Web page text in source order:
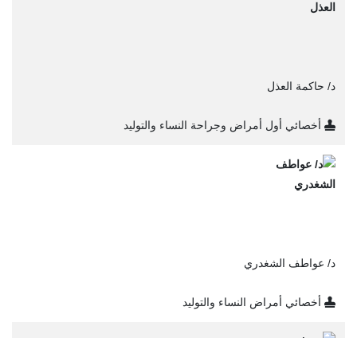
د/ حاكمة العذل
أخصائي أول أمراض وجراحة النساء والتوليد
د/ عواطف الشغدري
أخصائي أمراض النساء والتوليد